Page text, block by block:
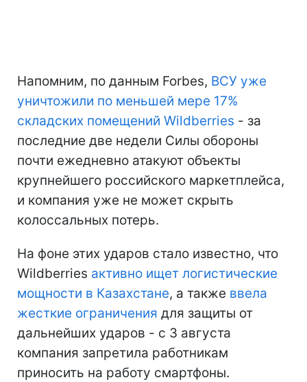
Напомним, по данным Forbes, ВСУ уже
уничтожили по меньшей мере 17%
складских помещений Wildberries - за
последние две недели Силы обороны
почти ежедневно атакуют объекты
крупнейшего российского маркетплейса,
и компания уже не может скрыть
колоссальных потерь.
На фоне этих ударов стало известно, что
Wildberries активно ищет логистические
мощности в Казахстане, а также ввела
жесткие ограничения для защиты от
дальнейших ударов - с 3 августа
компания запретила работникам
приносить на работу смартфоны.